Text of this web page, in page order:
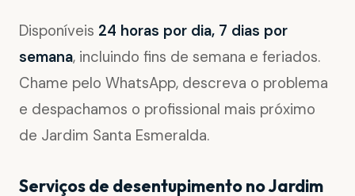
Disponíveis 24 horas por dia, 7 dias por
semana, incluindo fins de semana e feriados.
Chame pelo WhatsApp, descreva o problema
e despachamos o profissional mais próximo
de Jardim Santa Esmeralda.
Serviços de desentupimento no Jardim